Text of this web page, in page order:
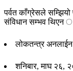
पर्वत काँग्रेसले सम्झियो
संविधान सम्भव थिएन
लोकतन्त्र अनलाईन
शनिबार, माघ २६,